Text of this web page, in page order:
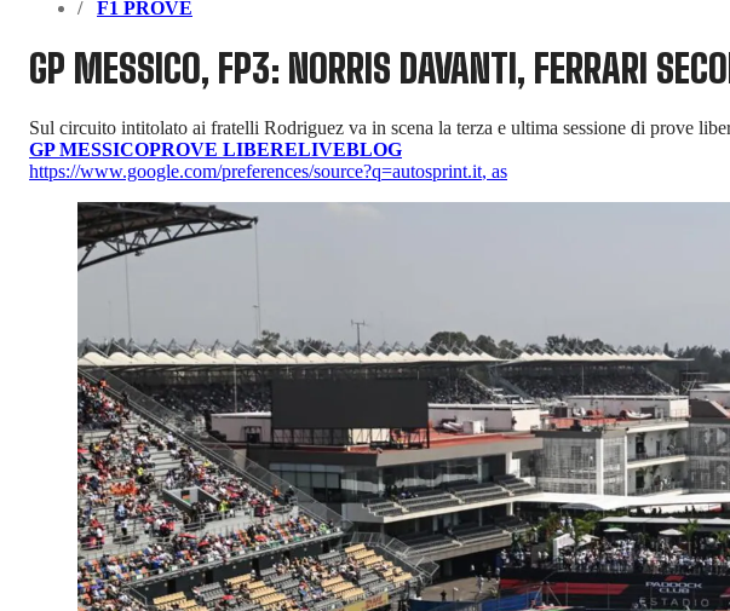
F1 PROVE
GP MESSICO, FP3: NORRIS DAVANTI, FERRARI
Sul circuito intitolato ai fratelli Rodriguez va in scena la terza e ultima sessione di prove
GP MESSICOPROVE LIBERELIVEBLOG
https://www.google.com/preferences/source?q=autosprint.it, as